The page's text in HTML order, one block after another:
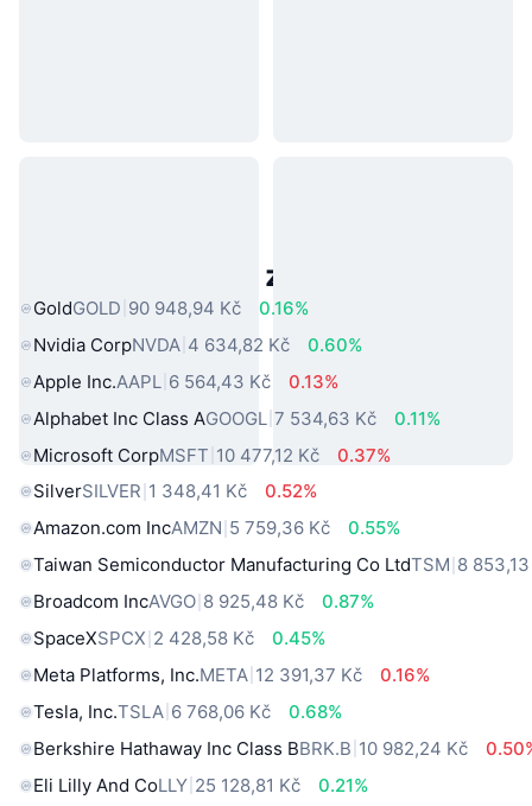
Populární aktiva z reálného světa
GoldGOLD 90 948,94 Kč
0.16%
Nvidia CorpNVDA 4 634,82 Kč
0.60%
Apple Inc.AAPL 6 564,43 Kč
0.13%
Alphabet Inc Class AGOOGL 7 534,63 Kč
0.11%
Microsoft CorpMSFT 10 477,12 Kč
0.37%
SilverSILVER 1 348,41 Kč
0.52%
Amazon.com IncAMZN 5 759,36 Kč
0.55%
Taiwan Semiconductor Manufacturing Co LtdTSM 8
Broadcom IncAVGO 8 925,48 Kč
0.87%
SpaceXSPCX 2 428,58 Kč
0.45%
Meta Platforms, Inc.META 12 391,37 Kč
0.16%
Tesla, Inc.TSLA 6 768,06 Kč
0.68%
Berkshire Hathaway Inc Class BBRK.B 10 982,24 Kč
Eli Lilly And CoLLY 25 128,81 Kč
0.21%